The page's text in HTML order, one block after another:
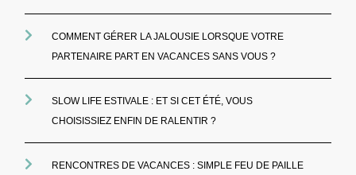
COMMENT GÉRER LA JALOUSIE LORSQUE VOTRE
PARTENAIRE PART EN VACANCES SANS VOUS ?
SLOW LIFE ESTIVALE : ET SI CET ÉTÉ, VOUS
CHOISISSIEZ ENFIN DE RALENTIR ?
RENCONTRES DE VACANCES : SIMPLE FEU DE PAILLE